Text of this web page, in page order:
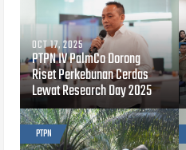
OCT 17, 2025
PTPN IV PalmCo Dorong
Riset Perkebunan Cerdas
Lewat Research Day 2025
PTPN